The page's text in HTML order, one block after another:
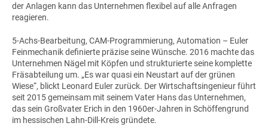
der Anlagen kann das Unternehmen flexibel auf alle Anfragen
reagieren.
5-Achs-Bearbeitung, CAM-Programmierung, Automation – Euler
Feinmechanik definierte präzise seine Wünsche. 2016 machte das
Unternehmen Nägel mit Köpfen und strukturierte seine komplette
Fräsabteilung um. „Es war quasi ein Neustart auf der grünen
Wiese“, blickt Leonard Euler zurück. Der Wirtschaftsingenieur führt
seit 2015 gemeinsam mit seinem Vater Hans das Unternehmen,
das sein Großvater Erich in den 1960er-Jahren in Schöffengrund
im hessischen Lahn-Dill-Kreis gründete.